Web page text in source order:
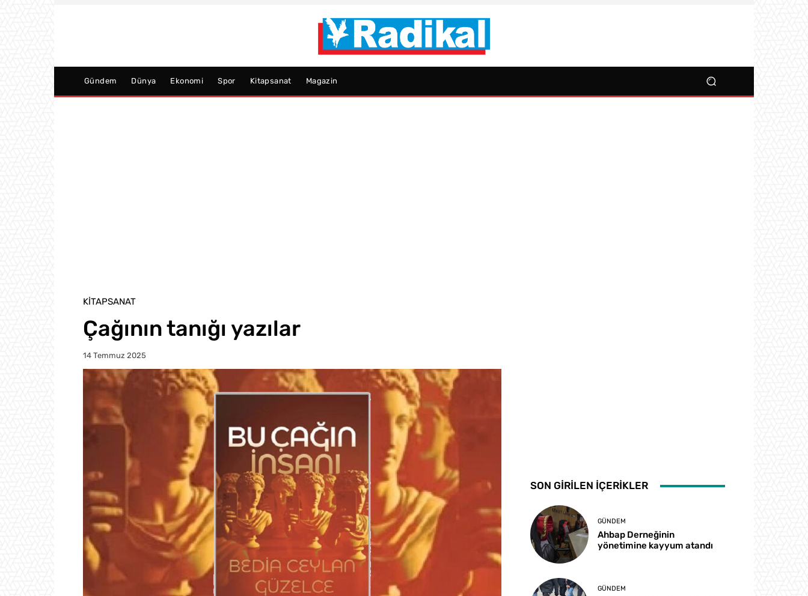
Gündem Dünya Ekonomi Spor Kitapsanat Magazin
KITAPSANAT
Çağının tanığı yazılar
14 Temmuz 2025
SON GİRİLEN İÇERİKLER
GÜNDEM
Ahbap Derneğinin
yönetimine kayyum atandı
GÜNDEM